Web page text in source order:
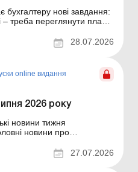
бухгалтеру нові завдання:
– треба переглянути план
показати
товар у дорозі –
28.07.2026
online видання
2026 року
форми типових
27.07.2026